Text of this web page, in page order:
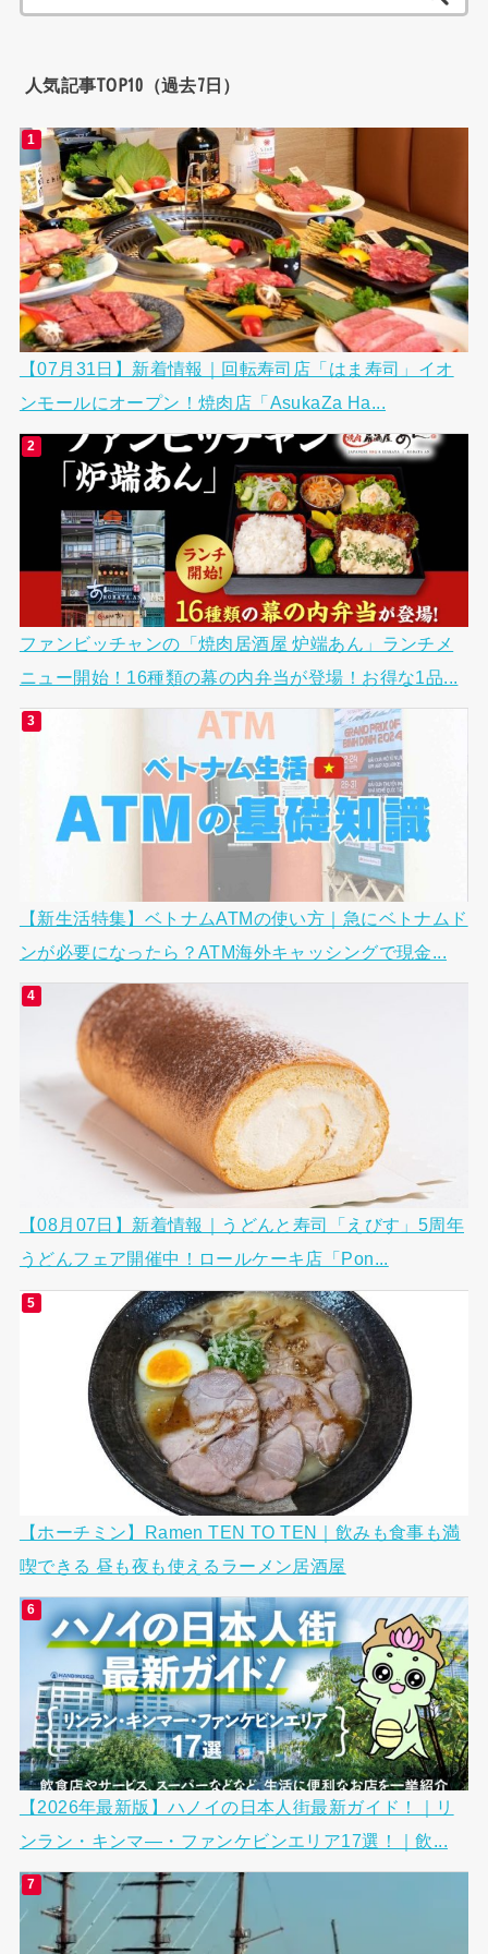
索:
人気記事TOP10（過去7日）
【07月31日】新着情報｜回転寿司店「はま寿司」イオ
ンモールにオープン！焼肉店「AsukaZa Ha...
ファンビッチャンの「焼肉居酒屋 炉端あん」ランチメ
ニュー開始！16種類の幕の内弁当が登場！お得な1品...
【新生活特集】ベトナムATMの使い方｜急にベトナムド
ンが必要になったら？ATM海外キャッシングで現金...
【08月07日】新着情報｜うどんと寿司「えびす」5周年
うどんフェア開催中！ロールケーキ店「Pon...
【ホーチミン】Ramen TEN TO TEN｜飲みも食事も満
喫できる 昼も夜も使えるラーメン居酒屋
【2026年最新版】ハノイの日本人街最新ガイド！｜リ
ンラン・キンマ―・ファンケビンエリア17選！｜飲...